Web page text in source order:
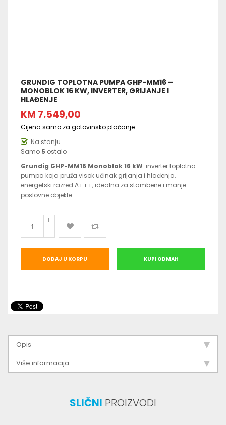
GRUNDIG TOPLOTNA PUMPA GHP-MM16 –
MONOBLOK 16 KW, INVERTER, GRIJANJE I
HLAĐENJE
KM 7.549,00
Cijena samo za gotovinsko plaćanje
Na stanju
Samo 5 ostalo
Grundig GHP-MM16 Monoblok 16 kW: inverter toplotna
pumpa koja pruža visok učinak grijanja i hlađenja,
energetski razred A+++, idealna za stambene i manje
poslovne objekte.
DODAJ U KORPU KUPI ODMAH
Opis
Više informacija
SLIČNI PROIZVODI